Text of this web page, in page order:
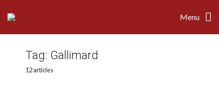
Menu
Tag: Gallimard
12 articles